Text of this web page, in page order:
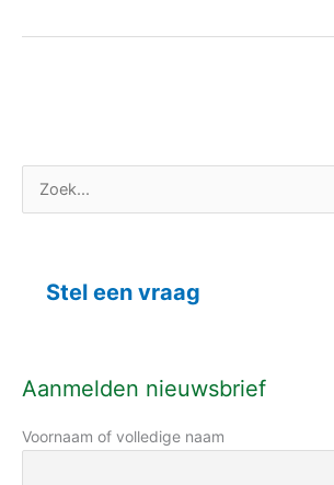
a
:
Stel een vraag
Aanmelden nieuwsbrief
Voornaam of volledige naam
a
i
e